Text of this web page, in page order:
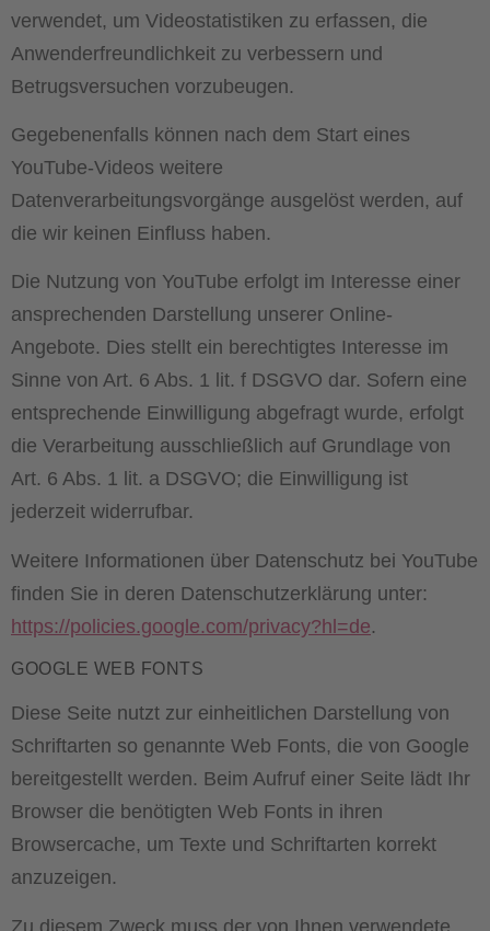
verwendet, um Videostatistiken zu erfassen, die
Anwenderfreundlichkeit zu verbessern und
Betrugsversuchen vorzubeugen.
Gegebenenfalls können nach dem Start eines
YouTube-Videos weitere
Datenverarbeitungsvorgänge ausgelöst werden, auf
die wir keinen Einfluss haben.
Die Nutzung von YouTube erfolgt im Interesse einer
ansprechenden Darstellung unserer Online-
Angebote. Dies stellt ein berechtigtes Interesse im
Sinne von Art. 6 Abs. 1 lit. f DSGVO dar. Sofern eine
entsprechende Einwilligung abgefragt wurde, erfolgt
die Verarbeitung ausschließlich auf Grundlage von
Art. 6 Abs. 1 lit. a DSGVO; die Einwilligung ist
jederzeit widerrufbar.
Weitere Informationen über Datenschutz bei YouTube
finden Sie in deren Datenschutzerklärung unter:
https://policies.google.com/privacy?hl=de.
GOOGLE WEB FONTS
Diese Seite nutzt zur einheitlichen Darstellung von
Schriftarten so genannte Web Fonts, die von Google
bereitgestellt werden. Beim Aufruf einer Seite lädt Ihr
Browser die benötigten Web Fonts in ihren
Browsercache, um Texte und Schriftarten korrekt
anzuzeigen.
Zu diesem Zweck muss der von Ihnen verwendete